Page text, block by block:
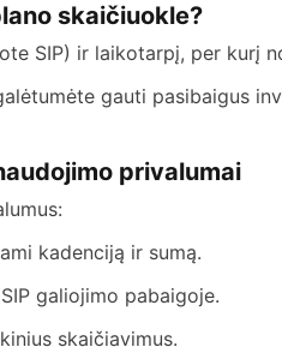
skaičiuokle?
SIP) ir laikotarpį, per kurį
gauti pasibaigus
privalumai
kadenciją ir sumą.
galiojimo pabaigoje.
skaičiavimus.